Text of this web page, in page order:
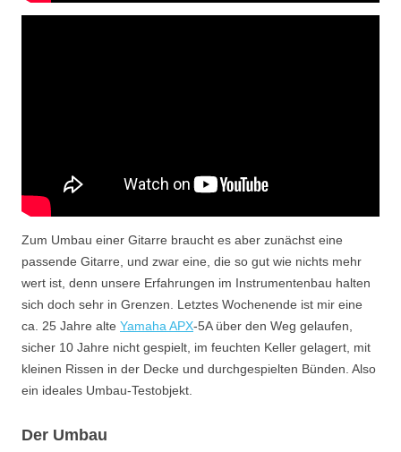
Zum Umbau einer Gitarre braucht es aber zunächst eine
passende Gitarre, und zwar eine, die so gut wie nichts mehr
wert ist, denn unsere Erfahrungen im Instrumentenbau halten
sich doch sehr in Grenzen. Letztes Wochenende ist mir eine
ca. 25 Jahre alte Yamaha APX-5A über den Weg gelaufen,
sicher 10 Jahre nicht gespielt, im feuchten Keller gelagert, mit
kleinen Rissen in der Decke und durchgespielten Bünden. Also
ein ideales Umbau-Testobjekt.
Der Umbau